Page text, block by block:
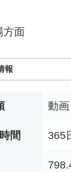
方面
報
動画
間 365